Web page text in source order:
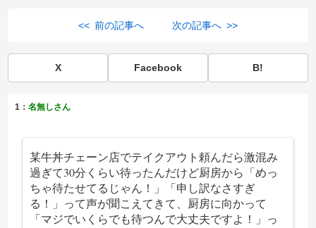
<< 前の記事へ 次の記事へ >>
X Facebook B!
1：名無しさん
某牛丼チェーン店でテイクアウト頼んだら激混み
過ぎて30分くらい待ったんだけど厨房から「めっ
ちゃ待たせてるじゃん！」「申し訳なさすぎ
る！」って声が聞こえてきて、厨房に向かって
「マジでいくらでも待つんで大丈夫ですよ！」っ